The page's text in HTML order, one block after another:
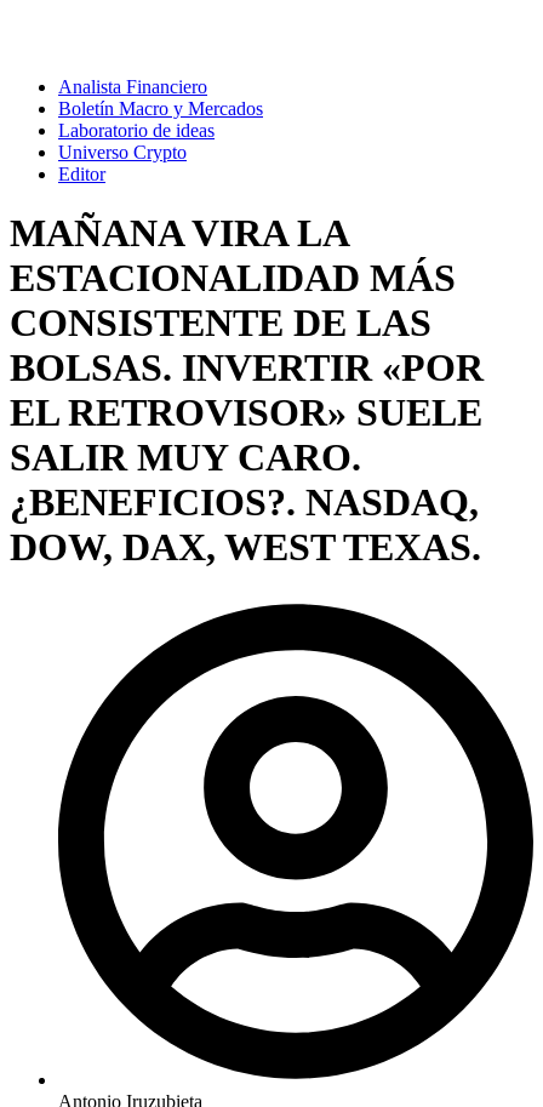
Analista Financiero
Boletín Macro y Mercados
Laboratorio de ideas
Universo Crypto
Editor
MAÑANA VIRA LA
ESTACIONALIDAD MÁS
CONSISTENTE DE LAS
BOLSAS. INVERTIR «POR
EL RETROVISOR» SUELE
SALIR MUY CARO.
¿BENEFICIOS?. NASDAQ,
DOW, DAX, WEST TEXAS.
Antonio Iruzubieta